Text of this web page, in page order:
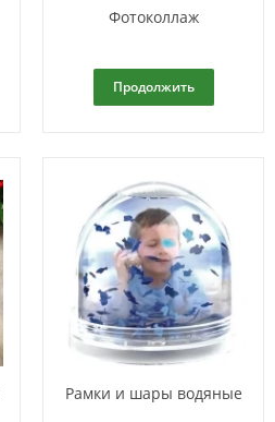
Фотоколлаж
Продолжить
Рамки и шары водяные